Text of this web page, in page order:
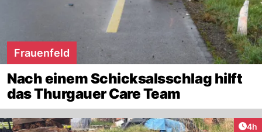
Frauenfeld
Nach einem Schicksalsschlag hilft
das Thurgauer Care Team
4h